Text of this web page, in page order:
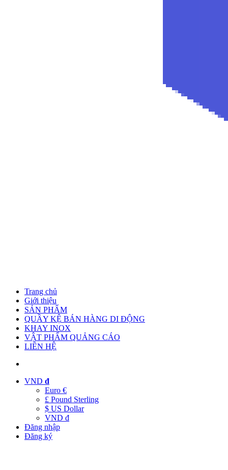
Trang chủ
Giới thiệu
SẢN PHẨM
QUẦY KỆ BÁN HÀNG DI ĐỘNG
KHAY INOX
VẬT PHẨM QUẢNG CÁO
LIÊN HỆ
VND đ
Euro €
£ Pound Sterling
$ US Dollar
VND đ
Đăng nhập
Đăng ký